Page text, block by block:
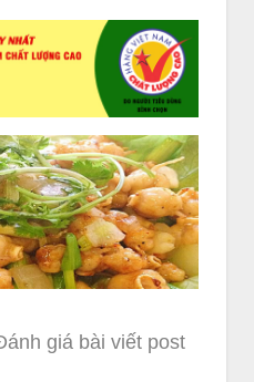
giá bài viết post